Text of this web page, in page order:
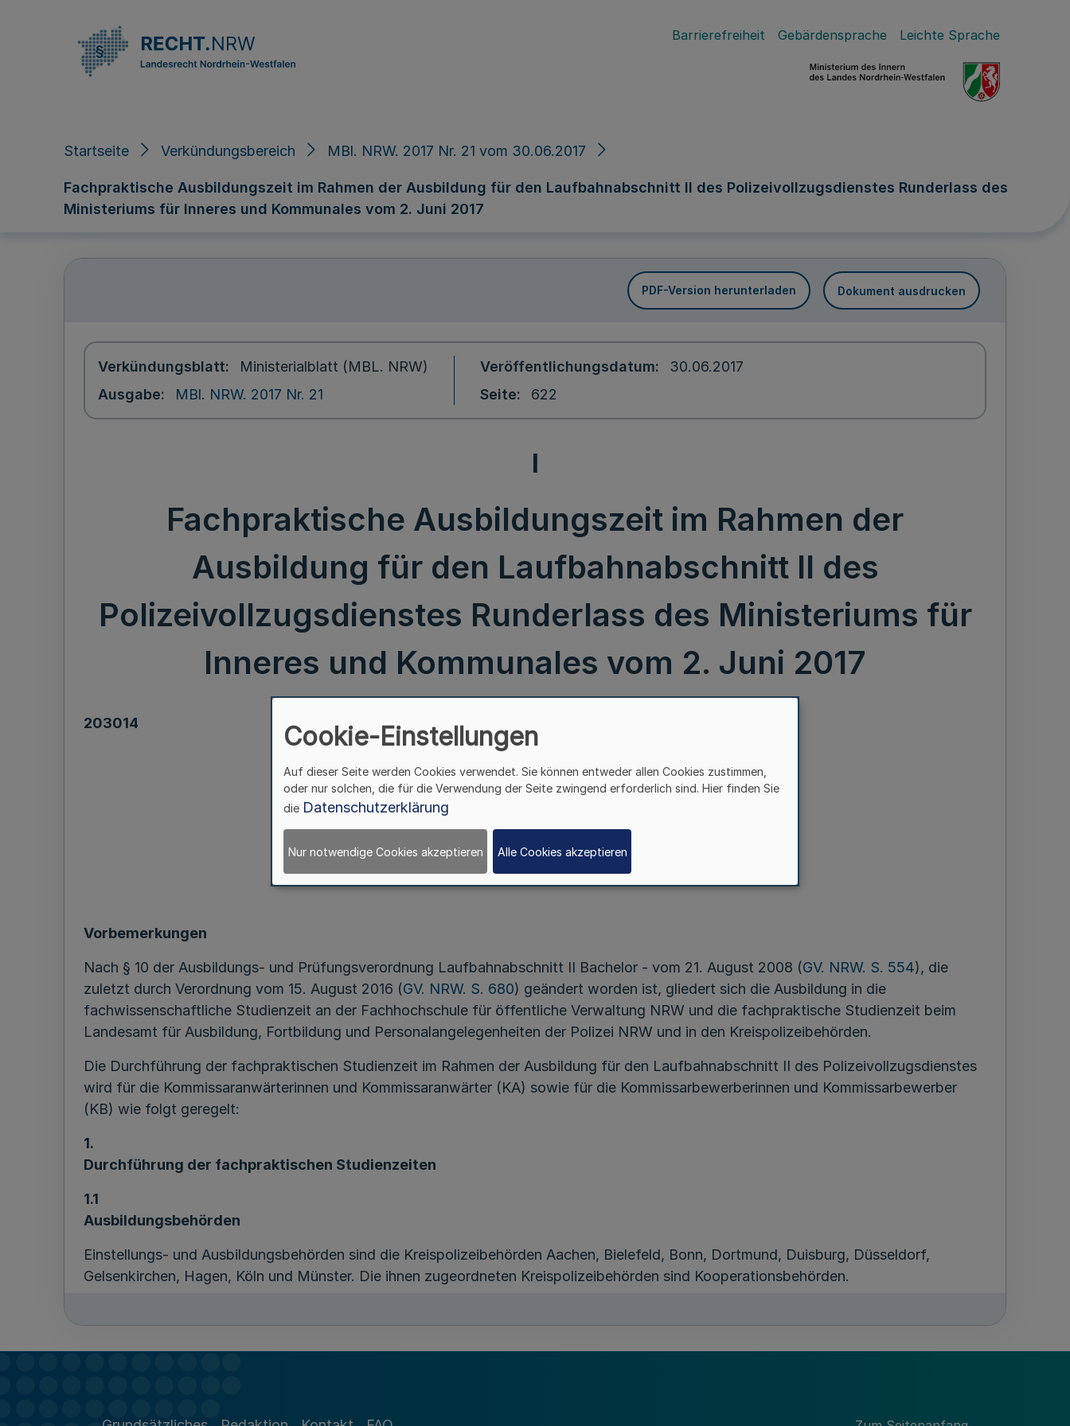
Barrierefreiheit Gebärdensprache Leichte Sprache
Startseite Verkündungsbereich MBl. NRW. 2017 Nr. 21 vom 30.06.2017
Fachpraktische Ausbildungszeit im Rahmen der Ausbildung für den Laufbahnabschnitt II des Polizeivollzugsdienstes Runderlass des
Ministeriums für Inneres und Kommunales vom 2. Juni 2017
PDF-Version herunterladen Dokument ausdrucken
Verkündungsblatt
Ministerialblatt (MBL. NRW)
Ausgabe
MBl. NRW. 2017 Nr. 21
Veröffentlichungsdatum
30.06.2017
Seite
622
I
Fachpraktische Ausbildungszeit im Rahmen der
Ausbildung für den Laufbahnabschnitt II des
Polizeivollzugsdienstes Runderlass des Ministeriums für
Inneres und Kommunales vom 2. Juni 2017
203014
im Rahmen der Ausbildung für den Laufbahnabschnitt II
des Polizeivollzugsdienstes
Vorbemerkungen
Nach § 10 der Ausbildungs- und Prüfungsverordnung Laufbahnabschnitt II Bachelor - vom 21. August 2008 (GV. NRW. S. 554), die
zuletzt durch Verordnung vom 15. August 2016 (GV. NRW. S. 680) geändert worden ist, gliedert sich die Ausbildung in die
fachwissenschaftliche Studienzeit an der Fachhochschule für öffentliche Verwaltung NRW und die fachpraktische Studienzeit beim
Landesamt für Ausbildung, Fortbildung und Personalangelegenheiten der Polizei NRW und in den Kreispolizeibehörden.
Die Durchführung der fachpraktischen Studienzeit im Rahmen der Ausbildung für den Laufbahnabschnitt II des Polizeivollzugsdienstes
wird für die Kommissaranwärterinnen und Kommissaranwärter (KA) sowie für die Kommissarbewerberinnen und Kommissarbewerber
(KB) wie folgt geregelt:
1.
Durchführung der fachpraktischen Studienzeiten
1.1
Ausbildungsbehörden
Einstellungs- und Ausbildungsbehörden sind die Kreispolizeibehörden Aachen, Bielefeld, Bonn, Dortmund, Duisburg, Düsseldorf,
Gelsenkirchen, Hagen, Köln und Münster. Die ihnen zugeordneten Kreispolizeibehörden sind Kooperationsbehörden.
1.3
Cookie-Einstellungen
Auf dieser Seite werden Cookies verwendet. Sie können entweder allen Cookies zustimmen,
oder nur solchen, die für die Verwendung der Seite zwingend erforderlich sind. Hier finden Sie
die Datenschutzerklärung
Nur notwendige Cookies akzeptieren Alle Cookies akzeptieren